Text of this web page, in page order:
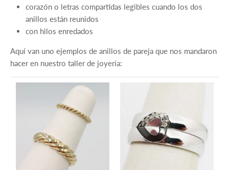
corazón o letras compartidas legibles cuando los dos
anillos están reunidos
con hilos enredados
Aquí van uno ejemplos de anillos de pareja que nos mandaron
hacer en nuestro taller de joyería: